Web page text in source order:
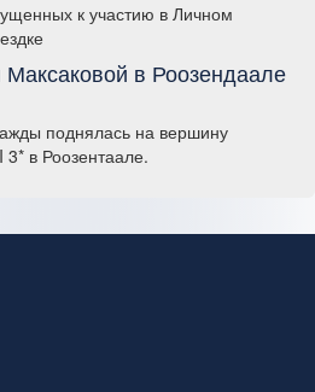
к участию в Личном
в Роозендаале
поднялась на вершину
в Роозентаале.